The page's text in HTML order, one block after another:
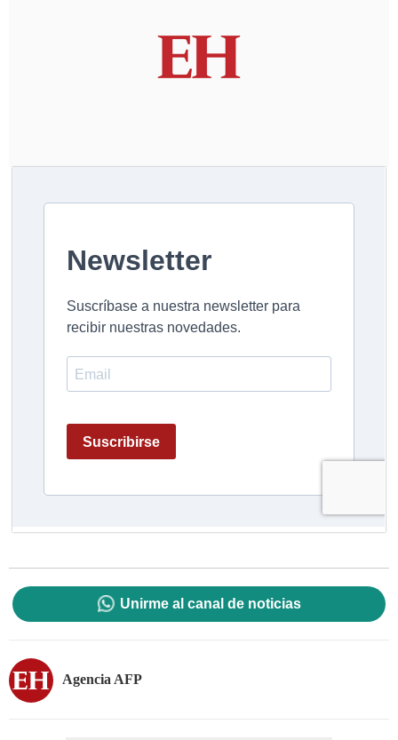
Unirme al canal de noticias
Agencia AFP